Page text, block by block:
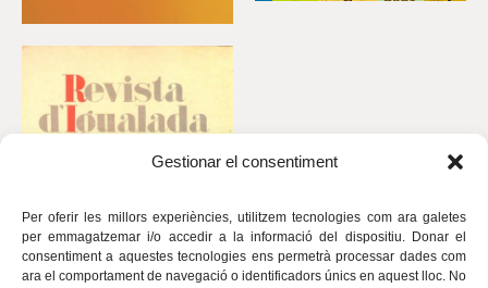
Gestionar el consentiment
Per oferir les millors experiències, utilitzem tecnologies com ara galetes
per emmagatzemar i/o accedir a la informació del dispositiu. Donar el
consentiment a aquestes tecnologies ens permetrà processar dades com
ara el comportament de navegació o identificadors únics en aquest lloc. No